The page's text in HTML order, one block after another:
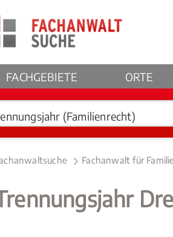
FACHGEBIETE ORTE
Fachanwalt für